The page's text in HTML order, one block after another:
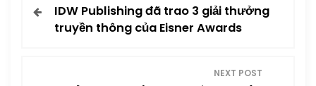
o
IDW Publishing đã trao 3 giải thưởng
truyền thông của Eisner Awards
NEXT POST